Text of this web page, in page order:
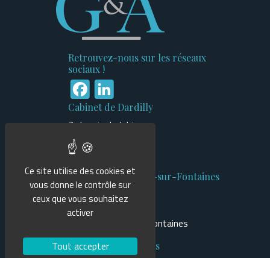
Retrouvez-nous sur les réseaux
sociaux !
Facebook
LinkedIn
Cabinet de Dardilly
3 chemin du Jubin
Bâtiment n°1
69570 Dardilly
Cabinet de Cailloux-sur-Fontaines
470 route du Tilleuls
Bâtiment Mercure
69270 Cailloux-sur-Fontaines
Informations légales
Ce site utilise des cookies et
vous donne le contrôle sur
ceux que vous souhaitez
activer
Tout accepter